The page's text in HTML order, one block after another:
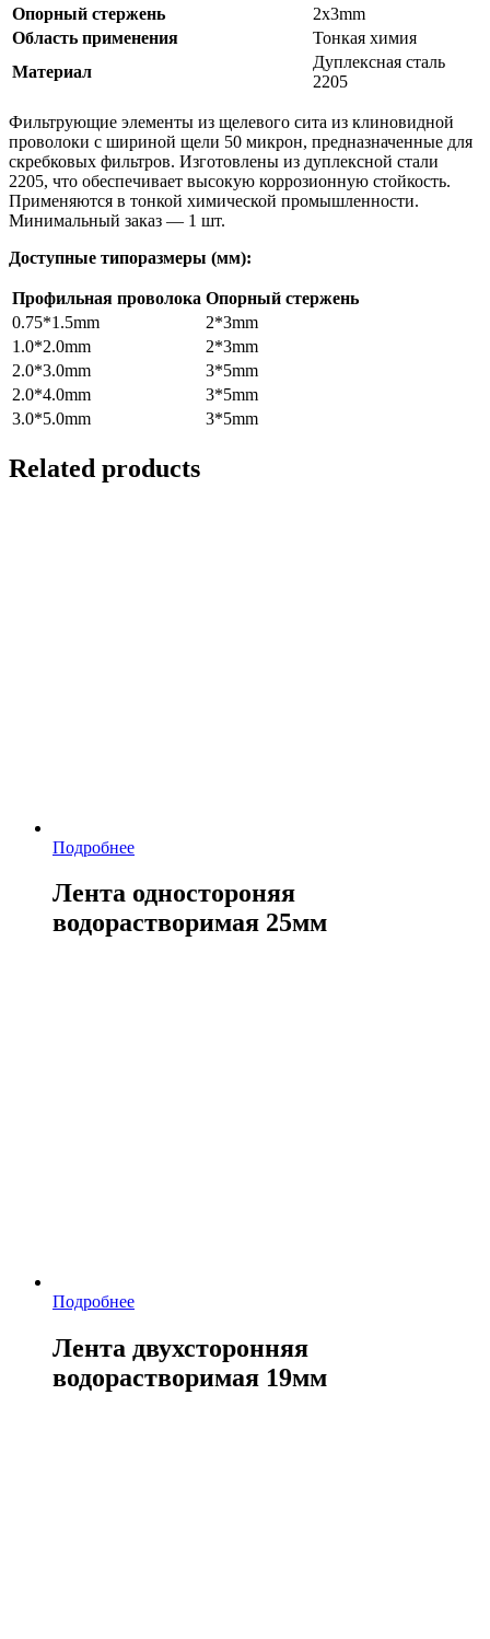
Опорный стержень
2x3mm
Область применения
Тонкая химия
Материал
Дуплексная сталь
2205
Фильтрующие элементы из щелевого сита из клиновидной
проволоки с шириной щели 50 микрон, предназначенные для
скребковых фильтров. Изготовлены из дуплексной стали
2205, что обеспечивает высокую коррозионную стойкость.
Применяются в тонкой химической промышленности.
Минимальный заказ — 1 шт.
Доступные типоразмеры (мм):
Профильная проволока Опорный стержень
0.75*1.5mm
2*3mm
1.0*2.0mm
2*3mm
2.0*3.0mm
3*5mm
2.0*4.0mm
3*5mm
3.0*5.0mm
3*5mm
Related products
Подробнее
Лента одностороняя
водорастворимая 25мм
Подробнее
Лента двухсторонняя
водорастворимая 19мм